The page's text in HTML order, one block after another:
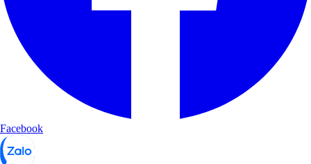
Facebook